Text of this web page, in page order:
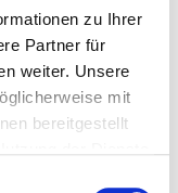
zu Ihrer
Partner für
weiter. Unsere
mit
bereitgestellt